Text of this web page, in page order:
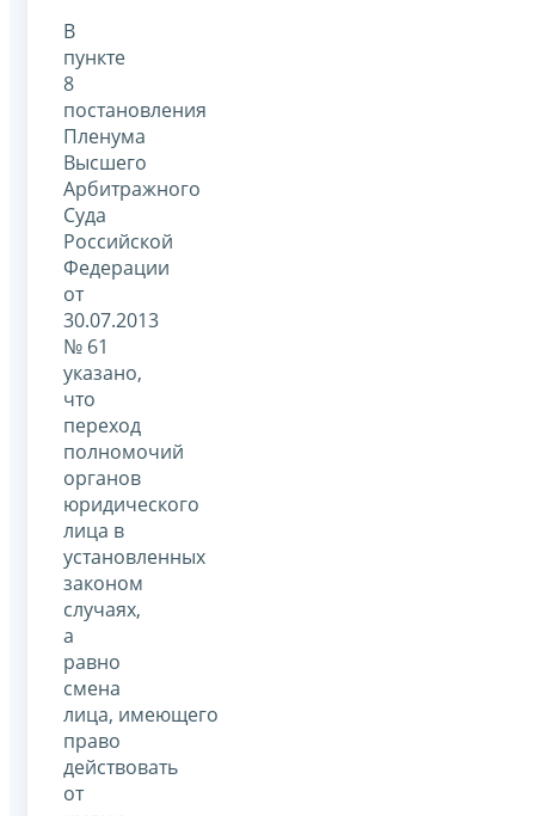
В
пункте
8
постановления
Пленума
Высшего
Арбитражного
Суда
Российской
Федерации
от
30.07.2013
№ 61
указано,
что
переход
полномочий
органов
юридического
лица в
установленных
законом
случаях,
а
равно
смена
лица, имеющего
право
действовать
от